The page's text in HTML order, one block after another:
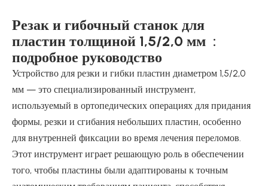
Резак и гибочный станок для
пластин толщиной 1,5/2,0 мм :
подробное руководство
Устройство для резки и гибки пластин диаметром 1,5/2,0
мм — это специализированный инструмент,
используемый в ортопедических операциях для придания
формы, резки и сгибания небольших пластин, особенно
для внутренней фиксации во время лечения переломов.
Этот инструмент играет решающую роль в обеспечении
того, чтобы пластины были адаптированы к точным